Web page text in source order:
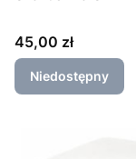
Cena
45,00 zł
Niedostępny